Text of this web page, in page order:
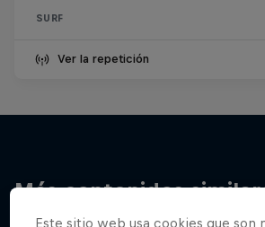
SURF
Ver la repetición
Más contenidos
Este sitio web usa cookies que son